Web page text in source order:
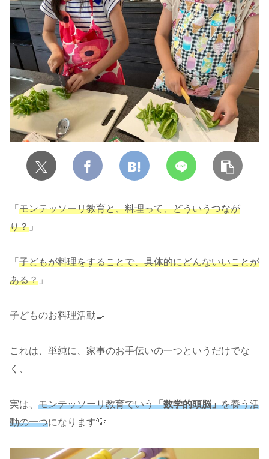
「 モンテッソーリ教育と、料理って、どういうつなが
り？ 」
「 子どもが料理をすることで、具体的にどんないいことが
ある？ 」
子どものお料理活動🍳
これは、単純に、家事のお手伝いの一つというだけでな
く、
実は、 モンテッソーリ教育でいう「数学的頭脳」を養う活
動の一つになります💡